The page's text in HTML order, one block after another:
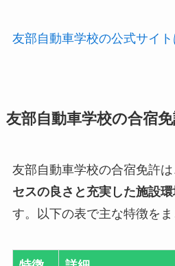
友部自動車学校の公式サイト
友部自動車学校の合宿
友部自動車学校の合宿免許は
セスの良さと充実した施設
す。以下の表で主な特徴をま